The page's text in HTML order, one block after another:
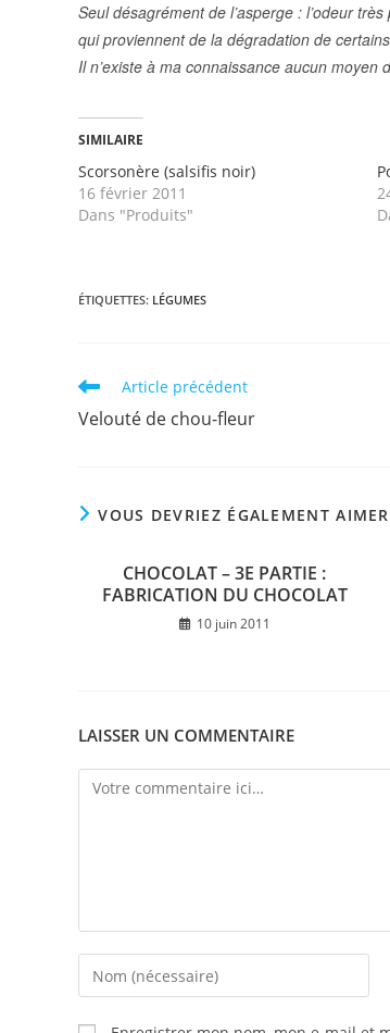
Seul désagrément de l’asperge : l’odeur
qui proviennent de la dégradation de
Il n’existe à ma connaissance aucun moyen
SIMILAIRE
Scorsonère (salsifis noir)
16 février 2011
Dans "Produits"
ÉTIQUETTES: LÉGUMES
Read
more
articles
Article précédent
Velouté de chou-fleur
VOUS DEVRIEZ ÉGALEMENT AIMER
CHOCOLAT – 3E PARTIE :
FABRICATION DU CHOCOLAT
10 juin 2011
LAISSER UN COMMENTAIRE
Comment
Enter
your
name